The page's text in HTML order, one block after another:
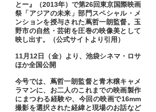
とー』（2013年）で第26回東京国際映画
祭「アジアの未来」部門スペシャル・メ
ンションを授与された蔦哲一朗監督。玉
野市の自然・芸術を圧巻の映像美として
映し出す。（公式サイトより引用）
11月12日（金）より、池袋シネマ・ロサ
ほか全国公開
今号では、蔦哲一朗監督と青木穣キャメ
ラマンに、お二人のこれまでの映画製作
にまつわる経験や、今回の映画で16mm
撮影を選択された経緯と現場のお話など